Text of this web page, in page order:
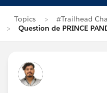
Topics
#Trailhead
Question de PRINCE